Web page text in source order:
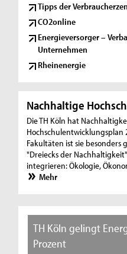
Tipps der
CO2online
Energieversorger –
Unternehmen
Rheinenergie
Nachhaltige
Die TH Köln hat
Fakultäten ist sie besonders
"Dreiecks der
integrieren: Ökologie,
Mehr
TH Köln gelingt
Prozent